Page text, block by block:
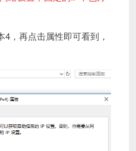
，再点击属性即可看到，